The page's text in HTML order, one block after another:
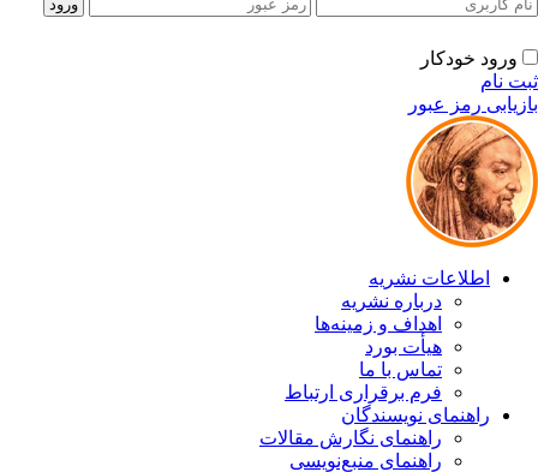
ورود خودکار
نام
رمز عبور
اطلاعات نشریه
درباره نشریه
اهداف و زمینه‌ها
هیأت بورد
تماس با ما
فرم برقراری ارتباط
راهنمای نویسندگان
راهنمای نگارش مقالات
راهنمای منبع‌نویسی